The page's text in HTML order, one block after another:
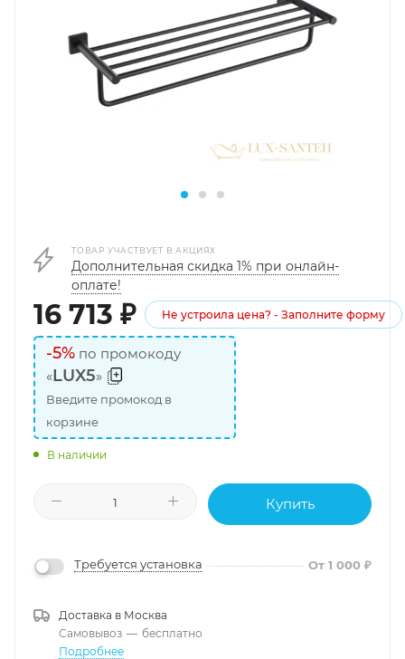
ТОВАР УЧАСТВУЕТ В АКЦИЯХ
Дополнительная скидка 1% при онлайн-
оплате!
16 713 ₽ Не устроила цена? - Заполните форму
-5% по промокоду
«LUX5»
Введите промокод в
корзине
В наличии
Купить
Требуется установка От 1 000 ₽
Доставка в Москва
Самовывоз — бесплатно
Подробнее